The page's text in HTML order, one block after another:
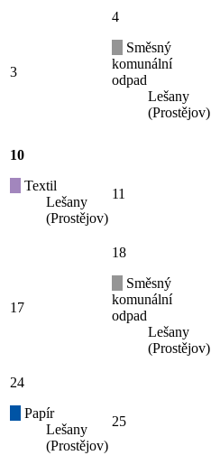
3
4
Směsný
komunální
odpad
Lešany
(Prostějov)
10
Textil
Lešany
(Prostějov)
11
17
18
Směsný
komunální
odpad
Lešany
(Prostějov)
24
Papír
Lešany
(Prostějov)
25